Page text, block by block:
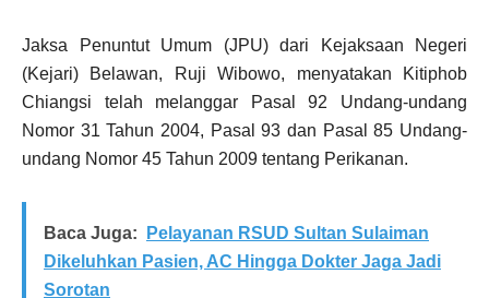
Jaksa Penuntut Umum (JPU) dari Kejaksaan Negeri
(Kejari) Belawan, Ruji Wibowo, menyatakan Kitiphob
Chiangsi telah melanggar Pasal 92 Undang-undang
Nomor 31 Tahun 2004, Pasal 93 dan Pasal 85 Undang-
undang Nomor 45 Tahun 2009 tentang Perikanan.
Baca Juga:
Pelayanan RSUD Sultan Sulaiman
Dikeluhkan Pasien, AC Hingga Dokter Jaga Jadi
Sorotan